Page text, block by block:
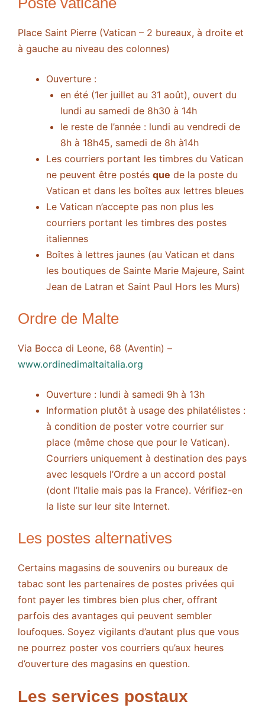
Place Saint Pierre (Vatican – 2 bureaux, à droite et
à gauche au niveau des colonnes)
Ouverture :
en été (1er juillet au 31 août), ouvert du
lundi au samedi de 8h30 à 14h
le reste de l’année : lundi au vendredi de
8h à 18h45, samedi de 8h à14h
Les courriers portant les timbres du Vatican
ne peuvent être postés que de la poste du
Vatican et dans les boîtes aux lettres bleues
Le Vatican n’accepte pas non plus les
courriers portant les timbres des postes
italiennes
Boîtes à lettres jaunes (au Vatican et dans
les boutiques de Sainte Marie Majeure, Saint
Jean de Latran et Saint Paul Hors les Murs)
Ordre de Malte
Via Bocca di Leone, 68 (Aventin) –
www.ordinedimaltaitalia.org
Ouverture : lundi à samedi 9h à 13h
Information plutôt à usage des philatélistes :
à condition de poster votre courrier sur
place (même chose que pour le Vatican).
Courriers uniquement à destination des pays
avec lesquels l’Ordre a un accord postal
(dont l’Italie mais pas la France). Vérifiez-en
la liste sur leur site Internet.
Les postes alternatives
Certains magasins de souvenirs ou bureaux de
tabac sont les partenaires de postes privées qui
font payer les timbres bien plus cher, offrant
parfois des avantages qui peuvent sembler
loufoques. Soyez vigilants d’autant plus que vous
ne pourrez poster vos courriers qu’aux heures
d’ouverture des magasins en question.
Les services postaux